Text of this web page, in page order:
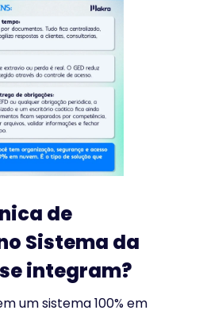
de
Sistema da
integram?
um sistema 100% em